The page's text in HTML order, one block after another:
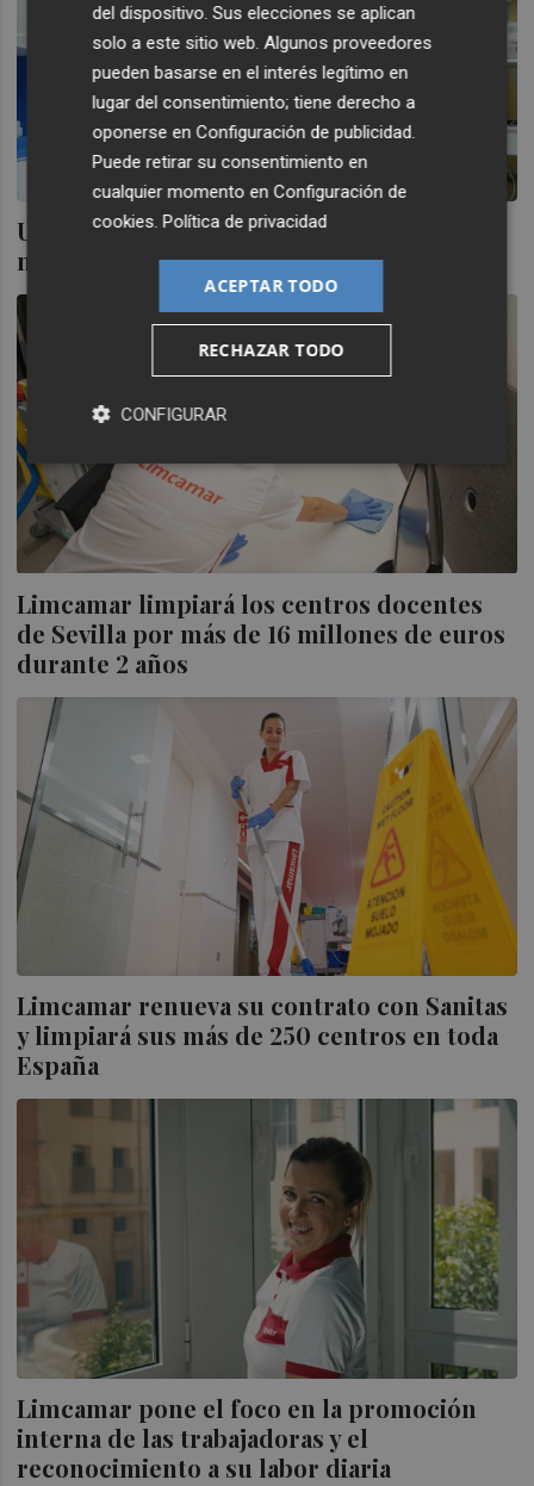
Un recurso paraliza la adjudicación del
macrocontrato de la limpieza de la Región
Limcamar limpiará los centros docentes
de Sevilla por más de 16 millones de euros
durante 2 años
Limcamar renueva su contrato con Sanitas
y limpiará sus más de 250 centros en toda
España
Limcamar pone el foco en la promoción
interna de las trabajadoras y el
reconocimiento a su labor diaria
del dispositivo. Sus elecciones se aplican
solo a este sitio web. Algunos proveedores
pueden basarse en el interés legítimo en
lugar del consentimiento; tiene derecho a
oponerse enConfiguración de publicidad
Puede retirar su consentimiento en
cualquier momento enConfiguración de
cookies .Política de privacidad
ACEPTAR TODO
RECHAZAR TODO
CONFIGURAR